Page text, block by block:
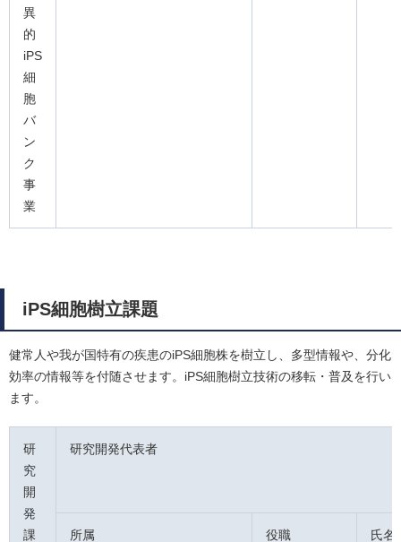
異
的
iPS
細
胞
バ
ン
ク
事
業
iPS細胞樹立課題
健常人や我が国特有の疾患のiPS細胞株を樹立し、多型情報や、分化
効率の情報等を付随させます。iPS細胞樹立技術の移転・普及を行い
ます。
研
究
開
発
課
研究開発代表者
所属 役職 氏名